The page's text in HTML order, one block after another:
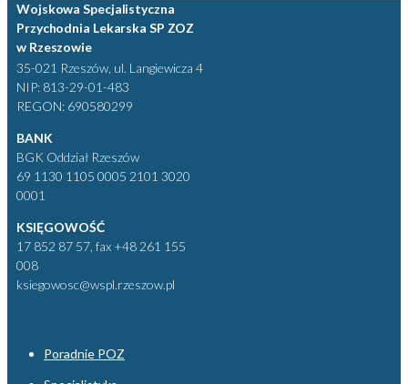
Wojskowa Specjalistyczna
Przychodnia Lekarska SP ZOZ
w Rzeszowie
35-021 Rzeszów, ul. Langiewicza 4
NIP: 813-29-01-483
REGON: 690580299
BANK
BGK Oddział Rzeszów
69 1130 1105 0005 2101 3020
0001
KSIĘGOWOŚĆ
17 852 87 57, fax +48 261 155
008
ksiegowosc@wspl.rzeszow.pl
Poradnie POZ